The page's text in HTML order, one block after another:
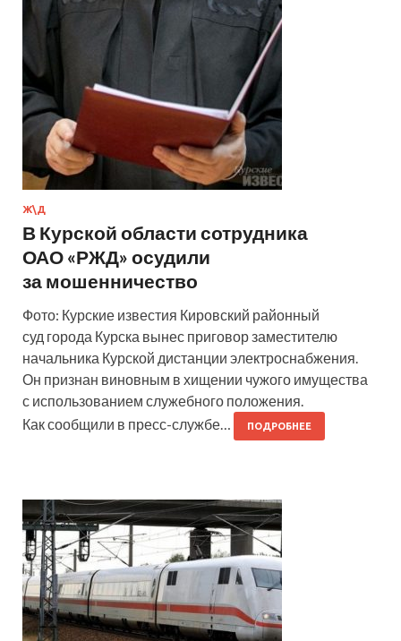
Ж\Д
В Курской области сотрудника
ОАО «РЖД» осудили
за мошенничество
Фото: Курские известия Кировский районный
суд города Курска вынес приговор заместителю
начальника Курской дистанции электроснабжения.
Он признан виновным в хищении чужого имущества
с использованием служебного положения.
Как сообщили в пресс-службе…
ПОДРОБНЕЕ